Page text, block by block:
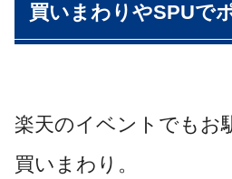
買いまわりやSPUで
楽天のイベントでもお
買いまわり。